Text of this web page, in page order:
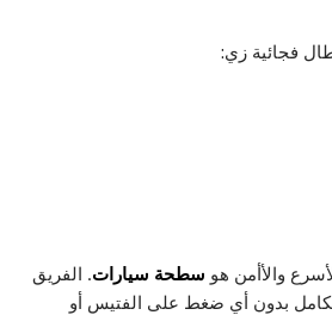
فجائية زي:
والأأمن هو سطحة سيارات. الفريق
بدون أي ضغط على الفتيس أو